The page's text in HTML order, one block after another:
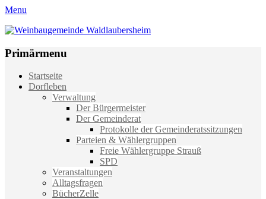
Menu
Weinbaugemeinde Waldlaubersheim
Primärmenu
Weiter
zum
Startseite
Dorfleben
Verwaltung
Der Bürgermeister
Der Gemeinderat
Protokolle der Gemeinderatssitzungen
Parteien & Wählergruppen
Freie Wählergruppe Strauß
SPD
Veranstaltungen
Alltagsfragen
BücherZelle